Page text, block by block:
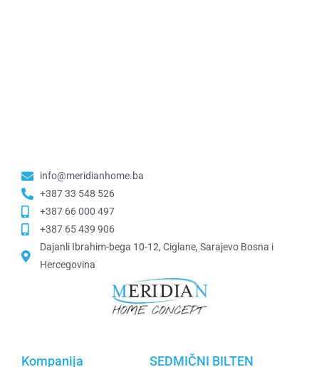
info@meridianhome.ba
+387 33 548 526
+387 66 000 497
+387 65 439 906
Dajanli Ibrahim-bega 10-12, Ciglane, Sarajevo Bosna i
Hercegovina​
Kompanija SEDMIČNI BILTEN